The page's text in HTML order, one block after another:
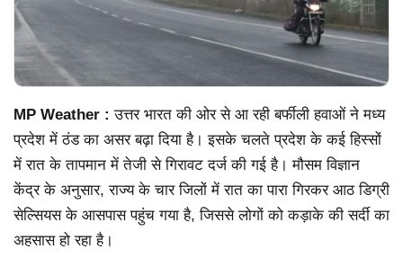
MP Weather : उत्तर भारत की ओर से आ रही बर्फीली हवाओं ने मध्य
प्रदेश में ठंड का असर बढ़ा दिया है। इसके चलते प्रदेश के कई हिस्सों
में रात के तापमान में तेजी से गिरावट दर्ज की गई है। मौसम विज्ञान
केंद्र के अनुसार, राज्य के चार जिलों में रात का पारा गिरकर आठ डिग्री
सेल्सियस के आसपास पहुंच गया है, जिससे लोगों को कड़ाके की सर्दी का
अहसास हो रहा है।